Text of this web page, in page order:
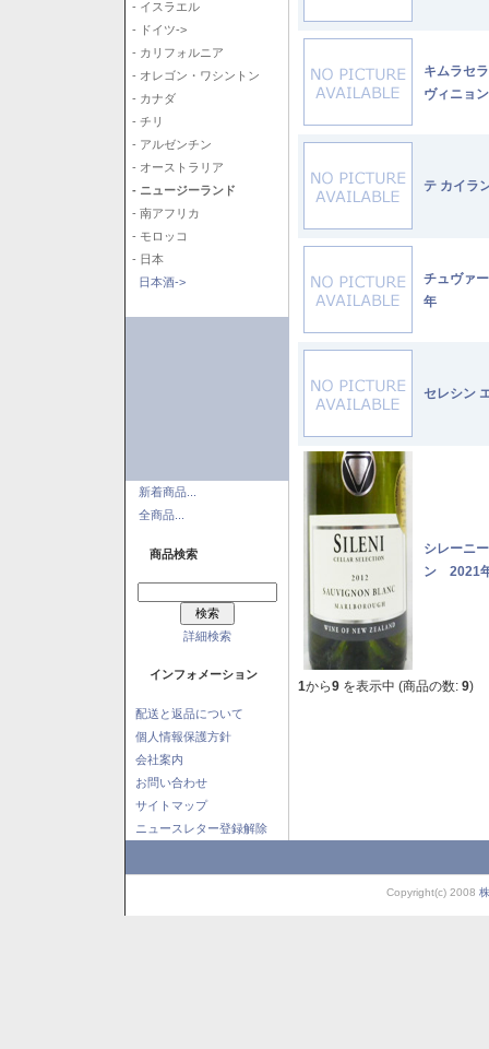
- イスラエル
- ドイツ->
- カリフォルニア
- オレゴン・ワシントン
- カナダ
- チリ
- アルゼンチン
- オーストラリア
- ニュージーランド
- 南アフリカ
- モロッコ
- 日本
日本酒->
新着商品...
全商品...
商品検索
詳細検索
インフォメーション
配送と返品について
個人情報保護方針
会社案内
お問い合わせ
サイトマップ
ニュースレター登録解除
キムラセ
ヴィニョ
テ カイ
チュヴァ
年
セレシン
シレーニ
ン 2021
1から9 を表示中 (商品の数: 9)
Copyright(c) 2008